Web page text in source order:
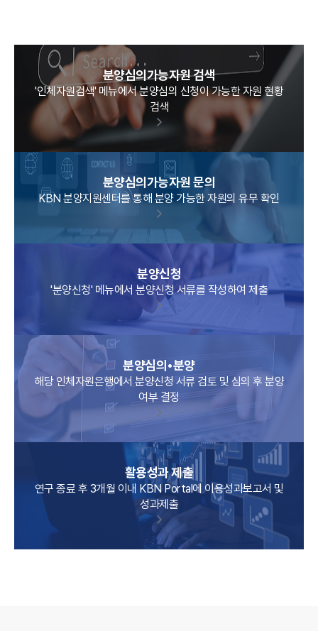
분양심의가능자원 검색
'인체자원검색' 메뉴에서 분양심의 신청이 가능한 자원 현황
검색
분양심의가능자원 문의
KBN 분양지원센터를 통해 분양 가능한 자원의 유무 확인
분양신청
'분양신청' 메뉴에서 분양신청 서류를 작성하여 제출
분양심의•분양
해당 인체자원은행에서 분양신청 서류 검토 및 심의 후 분양
여부 결정
활용성과 제출
연구 종료 후 3개월 이내 KBN Portal에 이용성과보고서 및
성과제출